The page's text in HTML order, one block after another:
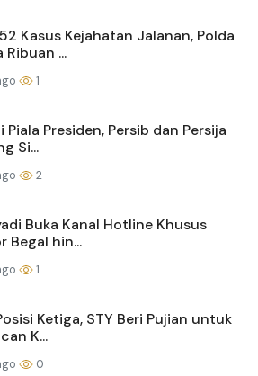
Kasus Kejahatan Jalanan, Polda
Ribuan ...
1
Piala Presiden, Persib dan Persija
Si...
2
Buka Kanal Hotline Khusus
Begal hin...
1
Ketiga, STY Beri Pujian untuk
K...
0